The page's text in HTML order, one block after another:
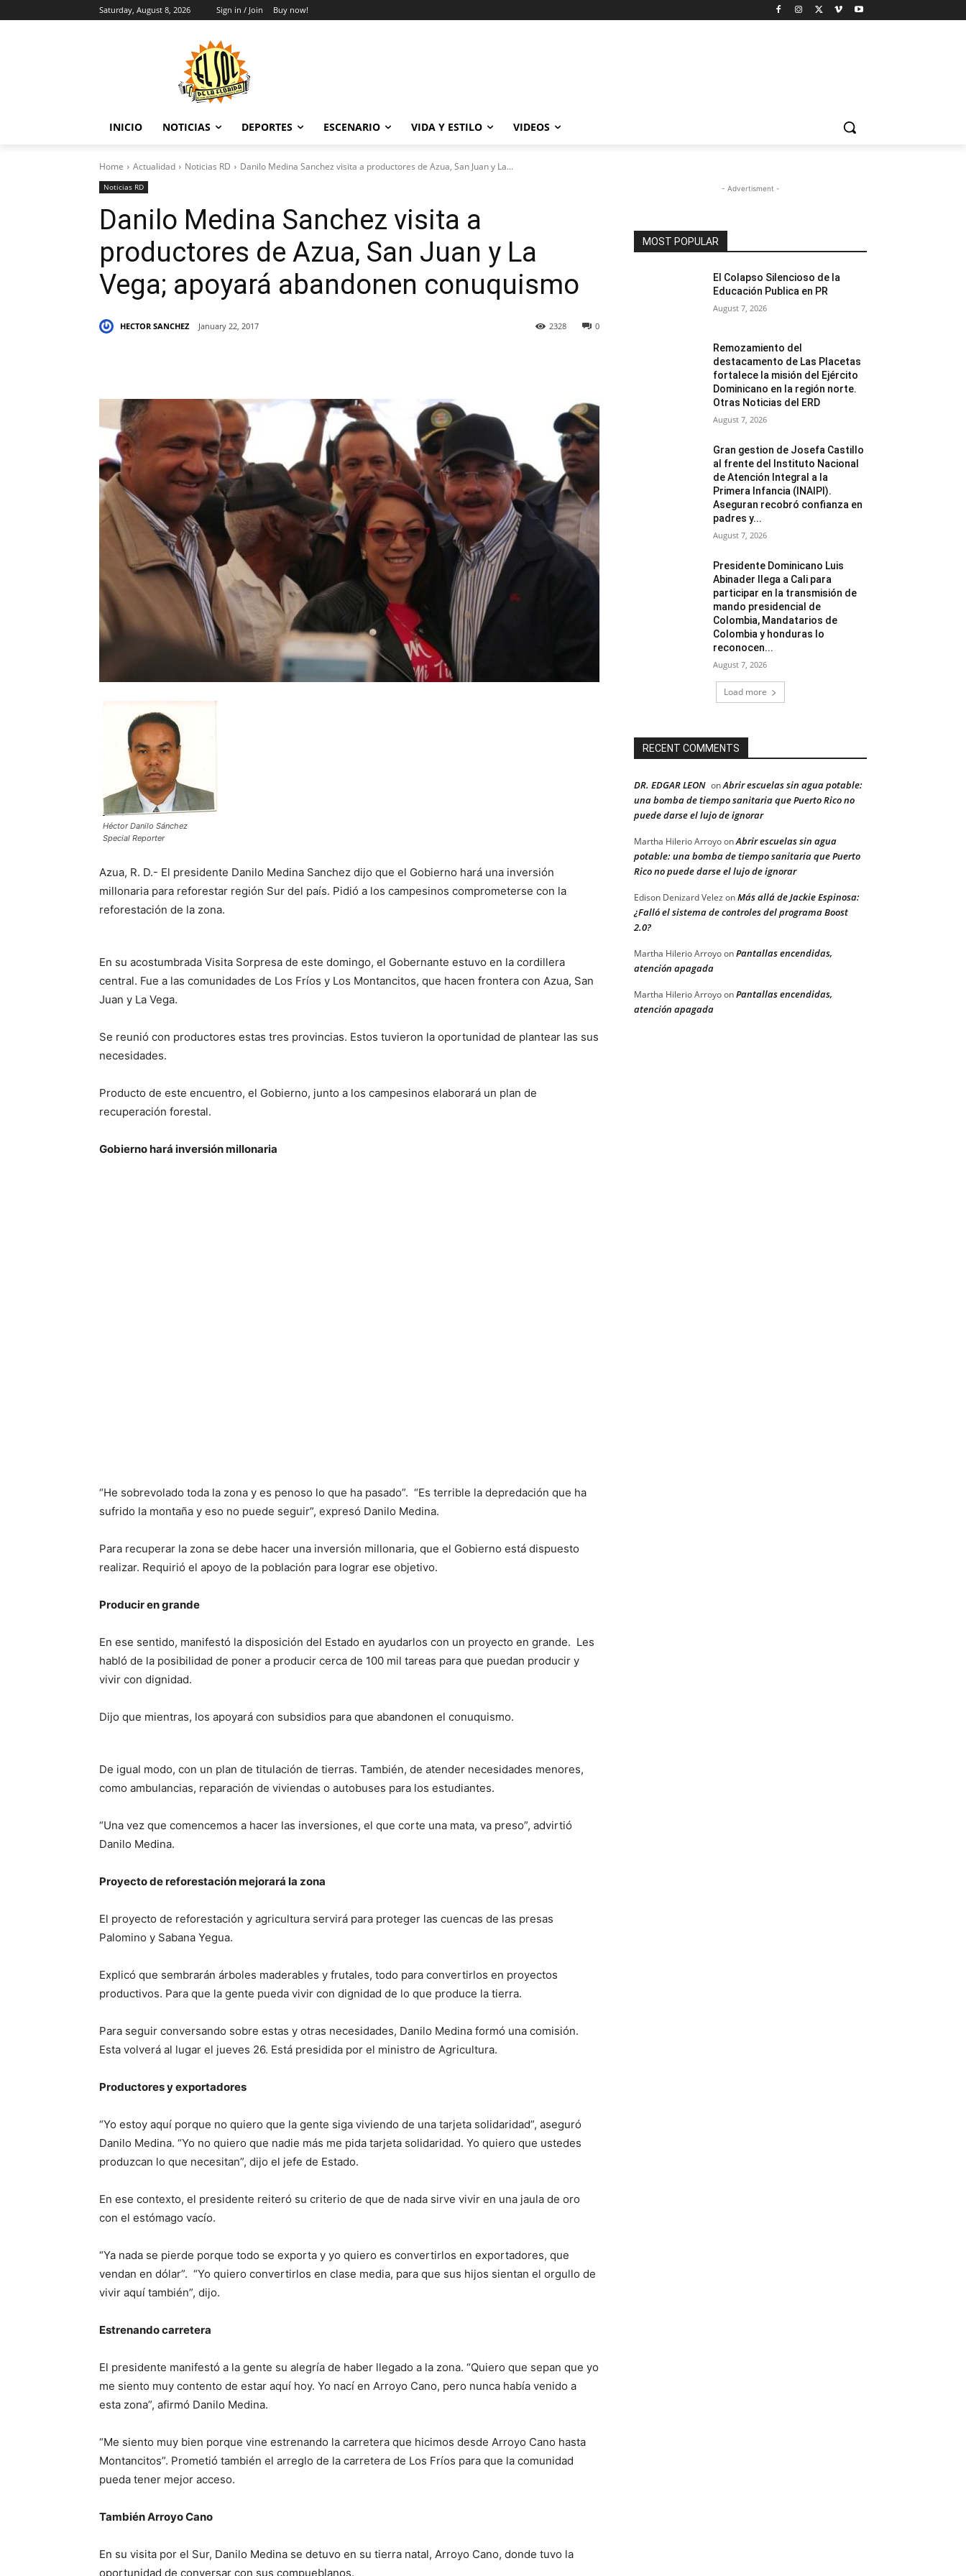
Saturday, August 8, 2026 Sign in / Join Buy now!
INICIO NOTICIAS DEPORTES ESCENARIO VIDA Y ESTILO VIDEOS
Home Actualidad Noticias RD Danilo Medina Sanchez visita a productores de Azua, San Juan y La...
Noticias RD
Danilo Medina Sanchez visita a
productores de Azua, San Juan y La
Vega; apoyará abandonen conuquismo
HECTOR SANCHEZ January 22, 2017 0
2328
Héctor Danilo Sánchez
Special Reporter
Azua, R. D.- El presidente Danilo Medina Sanchez dijo que el Gobierno hará una inversión
millonaria para reforestar región Sur del país. Pidió a los campesinos comprometerse con la
reforestación de la zona.
En su acostumbrada Visita Sorpresa de este domingo, el Gobernante estuvo en la cordillera
central. Fue a las comunidades de Los Fríos y Los Montancitos, que hacen frontera con Azua, San
Juan y La Vega.
Se reunió con productores estas tres provincias. Estos tuvieron la oportunidad de plantear las sus
necesidades.
Producto de este encuentro, el Gobierno, junto a los campesinos elaborará un plan de
recuperación forestal.
Gobierno hará inversión millonaria
“He sobrevolado toda la zona y es penoso lo que ha pasado”. “Es terrible la depredación que ha
sufrido la montaña y eso no puede seguir”, expresó Danilo Medina.
Para recuperar la zona se debe hacer una inversión millonaria, que el Gobierno está dispuesto
realizar. Requirió el apoyo de la población para lograr ese objetivo.
Producir en grande
En ese sentido, manifestó la disposición del Estado en ayudarlos con un proyecto en grande. Les
habló de la posibilidad de poner a producir cerca de 100 mil tareas para que puedan producir y
vivir con dignidad.
Dijo que mientras, los apoyará con subsidios para que abandonen el conuquismo.
De igual modo, con un plan de titulación de tierras. También, de atender necesidades menores,
como ambulancias, reparación de viviendas o autobuses para los estudiantes.
“Una vez que comencemos a hacer las inversiones, el que corte una mata, va preso”, advirtió
Danilo Medina.
Proyecto de reforestación mejorará la zona
El proyecto de reforestación y agricultura servirá para proteger las cuencas de las presas
Palomino y Sabana Yegua.
Explicó que sembrarán árboles maderables y frutales, todo para convertirlos en proyectos
productivos. Para que la gente pueda vivir con dignidad de lo que produce la tierra.
Para seguir conversando sobre estas y otras necesidades, Danilo Medina formó una comisión.
Esta volverá al lugar el jueves 26. Está presidida por el ministro de Agricultura.
Productores y exportadores
“Yo estoy aquí porque no quiero que la gente siga viviendo de una tarjeta solidaridad”, aseguró
Danilo Medina. “Yo no quiero que nadie más me pida tarjeta solidaridad. Yo quiero que ustedes
produzcan lo que necesitan”, dijo el jefe de Estado.
En ese contexto, el presidente reiteró su criterio de que de nada sirve vivir en una jaula de oro
con el estómago vacío.
“Ya nada se pierde porque todo se exporta y yo quiero es convertirlos en exportadores, que
vendan en dólar”. “Yo quiero convertirlos en clase media, para que sus hijos sientan el orgullo de
vivir aquí también”, dijo.
Estrenando carretera
El presidente manifestó a la gente su alegría de haber llegado a la zona. “Quiero que sepan que yo
me siento muy contento de estar aquí hoy. Yo nací en Arroyo Cano, pero nunca había venido a
esta zona”, afirmó Danilo Medina.
“Me siento muy bien porque vine estrenando la carretera que hicimos desde Arroyo Cano hasta
Montancitos”. Prometió también el arreglo de la carretera de Los Fríos para que la comunidad
pueda tener mejor acceso.
También Arroyo Cano
En su visita por el Sur, Danilo Medina se detuvo en su tierra natal, Arroyo Cano, donde tuvo la
oportunidad de conversar con sus compueblanos.
- Advertisment -
MOST POPULAR
El Colapso Silencioso de la
Educación Publica en PR
August 7, 2026
Remozamiento del
destacamento de Las Placetas
fortalece la misión del Ejército
Dominicano en la región norte.
Otras Noticias del ERD
August 7, 2026
Gran gestion de Josefa Castillo
al frente del Instituto Nacional
de Atención Integral a la
Primera Infancia (INAIPI).
Aseguran recobró confianza en
padres y...
August 7, 2026
Presidente Dominicano Luis
Abinader llega a Cali para
participar en la transmisión de
mando presidencial de
Colombia, Mandatarios de
Colombia y honduras lo
reconocen...
August 7, 2026
Load more
RECENT COMMENTS
DR. EDGAR LEON onAbrir escuelas sin agua potable:
una bomba de tiempo sanitaria que Puerto Rico no
puede darse el lujo de ignorar
Martha Hilerio ArroyoonAbrir escuelas sin agua
potable: una bomba de tiempo sanitaria que Puerto
Rico no puede darse el lujo de ignorar
Edison Denizard Velez onMás allá de Jackie Espinosa:
¿Falló el sistema de controles del programa Boost
2.0?
Martha Hilerio ArroyoonPantallas encendidas,
atención apagada
Martha Hilerio ArroyoonPantallas encendidas,
atención apagada